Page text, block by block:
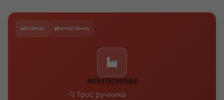
Всі бренди Категорії бренду
AUTOTECHTEILE
Трос ручника